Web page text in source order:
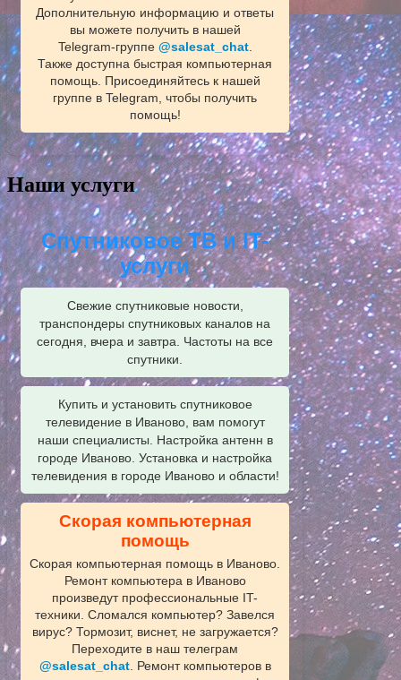
Дополнительную информацию и ответы
вы можете получить в нашей
Telegram‑группе @salesat_chat.
Также доступна быстрая компьютерная
помощь. Присоединяйтесь к нашей
группе в Telegram, чтобы получить
помощь!
Наши услуги
Спутниковое ТВ и IT-
услуги
Свежие спутниковые новости,
транспондеры спутниковых каналов на
сегодня, вчера и завтра. Частоты на все
спутники.
Купить и установить спутниковое
телевидение в Иваново, вам помогут
наши специалисты. Настройка антенн в
городе Иваново. Установка и настройка
телевидения в городе Иваново и области!
Скорая компьютерная
помощь
Скорая компьютерная помощь в Иваново.
Ремонт компьютера в Иваново
произведут профессиональные IT-
техники. Сломался компьютер? Завелся
вирус? Тормозит, виснет, не загружается?
Переходите в наш телеграм
@salesat_chat. Ремонт компьютеров в